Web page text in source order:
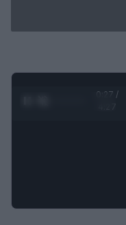
0:28 /